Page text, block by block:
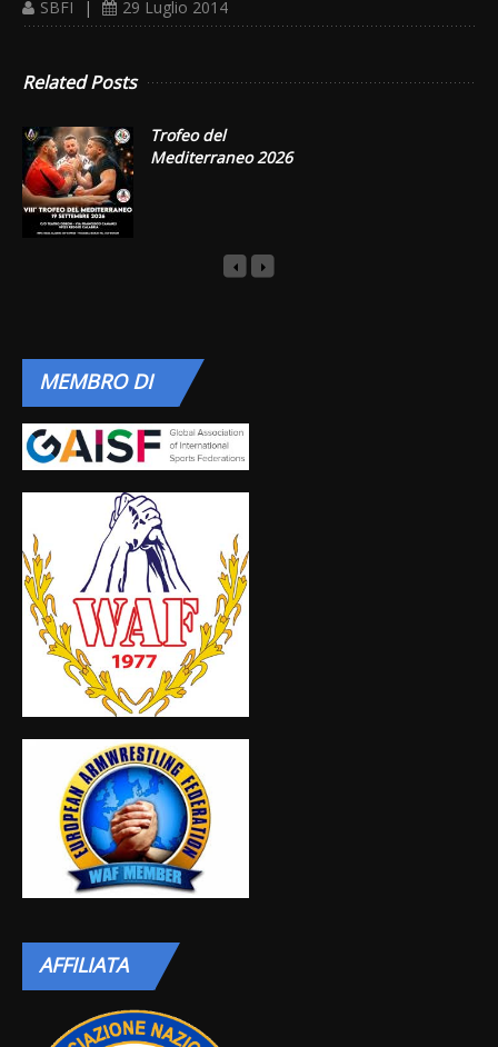
SBFI | 29 Luglio 2014
Related Posts
Trofeo del
Mediterraneo 2026
MEMBRODI
AFFILIATA